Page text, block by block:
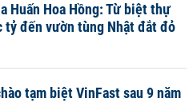
Huấn Hoa Hồng: Từ biệt thự
tỷ đến vườn tùng Nhật đắt đỏ
tạm biệt VinFast sau 9 năm